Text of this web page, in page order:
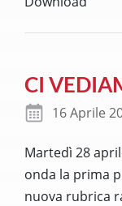
CI
16 Aprile
Martedì 28
onda la prima
nuova rubrica